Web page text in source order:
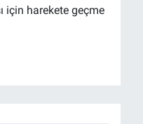
için harekete geçme